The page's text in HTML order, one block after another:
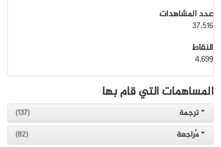
عدد المشاهدات
37,516
النقاط
4,699
المساهمات التي قام بها
ترجمة
(137)
مُراجعة
(82)